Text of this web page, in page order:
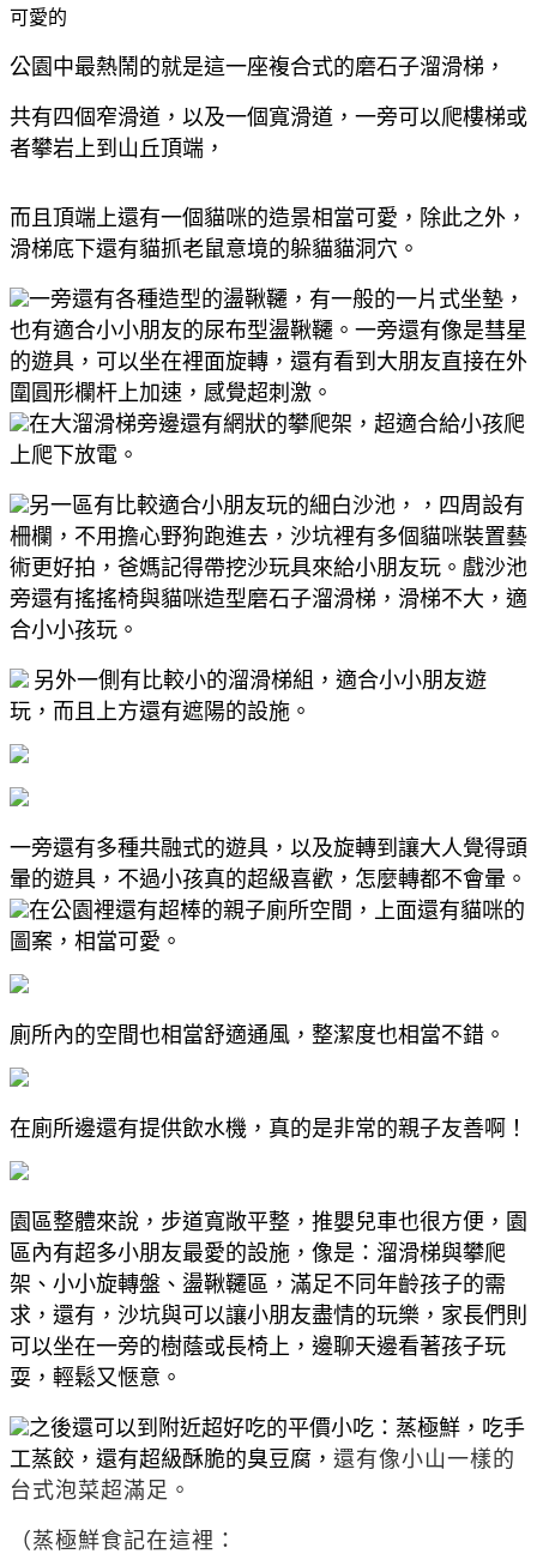
公園中最熱鬧的就是這一座複合式的磨石子溜滑梯，
共有四個窄滑道，以及一個寬滑道，一旁可以爬樓梯或
者攀岩上到山丘頂端，
而且頂端上還有一個貓咪的造景相當可愛，除此之外，
滑梯底下還有貓抓老鼠意境的躲貓貓洞穴。
一旁還有各種造型的盪鞦韆，有一般的一片式坐墊，
也有適合小小朋友的尿布型盪鞦韆。一旁還有像是彗星
的遊具，可以坐在裡面旋轉，還有看到大朋友直接在外
圍圓形欄杆上加速，感覺超刺激。
在大溜滑梯旁邊還有網狀的攀爬架，超適合給小孩爬
上爬下放電。
另一區有比較適合小朋友玩的細白沙池，，四周設有
柵欄，不用擔心野狗跑進去，沙坑裡有多個貓咪裝置藝
術更好拍，爸媽記得帶挖沙玩具來給小朋友玩。戲沙池
旁還有搖搖椅與貓咪造型磨石子溜滑梯，滑梯不大，適
合小小孩玩。
另外一側有比較小的溜滑梯組，適合小小朋友遊
玩，而且上方還有遮陽的設施。
一旁還有多種共融式的遊具，以及旋轉到讓大人覺得頭
暈的遊具，不過小孩真的超級喜歡，怎麼轉都不會暈。
在公園裡還有超棒的親子廁所空間，上面還有貓咪的
圖案，相當可愛。
廁所內的空間也相當舒適通風，整潔度也相當不錯。
在廁所邊還有提供飲水機，真的是非常的親子友善啊！
園區整體來說，步道寬敞平整，推嬰兒車也很方便，園
區內有超多小朋友最愛的設施，像是：溜滑梯與攀爬
架、小小旋轉盤、盪鞦韆區，滿足不同年齡孩子的需
求，還有，沙坑與可以讓小朋友盡情的玩樂，家長們則
可以坐在一旁的樹蔭或長椅上，邊聊天邊看著孩子玩
耍，輕鬆又愜意。
之後還可以到附近超好吃的平價小吃：蒸極鮮，吃手
工蒸餃，還有超級酥脆的臭豆腐， 還有像小山一樣的
台式泡菜超滿足。
（蒸極鮮食記在這裡：